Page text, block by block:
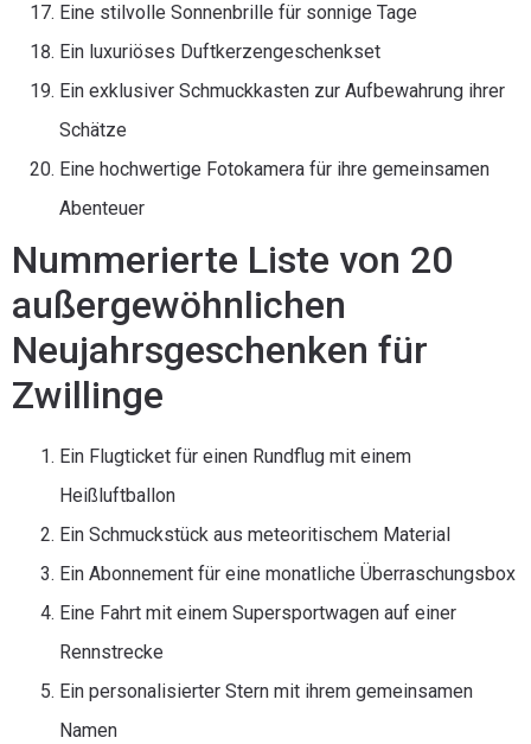
Eine stilvolle Sonnenbrille für sonnige Tage
Ein luxuriöses Duftkerzengeschenkset
Ein exklusiver Schmuckkasten zur Aufbewahrung ihrer
Schätze
Eine hochwertige Fotokamera für ihre gemeinsamen
Abenteuer
Nummerierte Liste von 20
außergewöhnlichen
Neujahrsgeschenken für
Zwillinge
Ein Flugticket für einen Rundflug mit einem
Heißluftballon
Ein Schmuckstück aus meteoritischem Material
Ein Abonnement für eine monatliche Überraschungsbox
Eine Fahrt mit einem Supersportwagen auf einer
Rennstrecke
Ein personalisierter Stern mit ihrem gemeinsamen
Namen